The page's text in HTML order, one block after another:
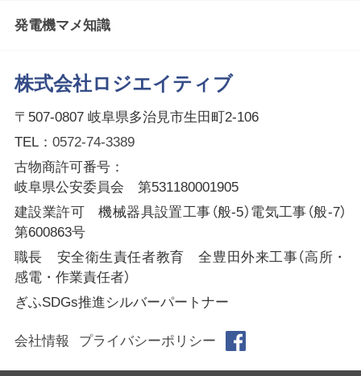
株式会社ロジエイティブ
〒507-0807 岐阜県多治見市生田町2-106
TEL： 0572-74-3389
古物商許可番号：
岐阜県公安委員会 第531180001905
建設業許可 機械器具設置工事（般-5）電気工事（般-7）
第600863号
職長 安全衛生責任者教育 全豊田外来工事（高所・
感電・作業責任者）
ぎふSDGs推進シルバーパートナー
発電機マメ知識
会社情報 プライバシーポリシー